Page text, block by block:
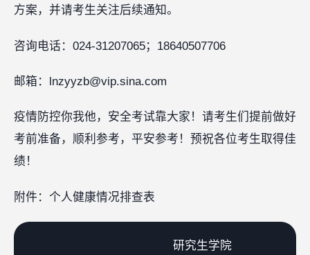
方案，并请考生关注后续通知。
咨询电话：024-31207065；18640507706
邮箱：lnzyyzb@vip.sina.com
疫情防控你我他，安全考试靠大家！请考生们提前做好
考前准备，顺利参考，平安参考！预祝各位考生取得佳
绩！
附件：个人健康情况排查表
                     研究生学院